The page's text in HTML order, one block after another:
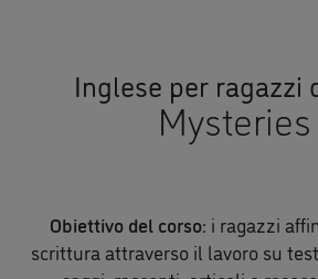
Inglese per ragazzi
Obiettivo del corso: i ragazzi
scrittura attraverso il lavoro su